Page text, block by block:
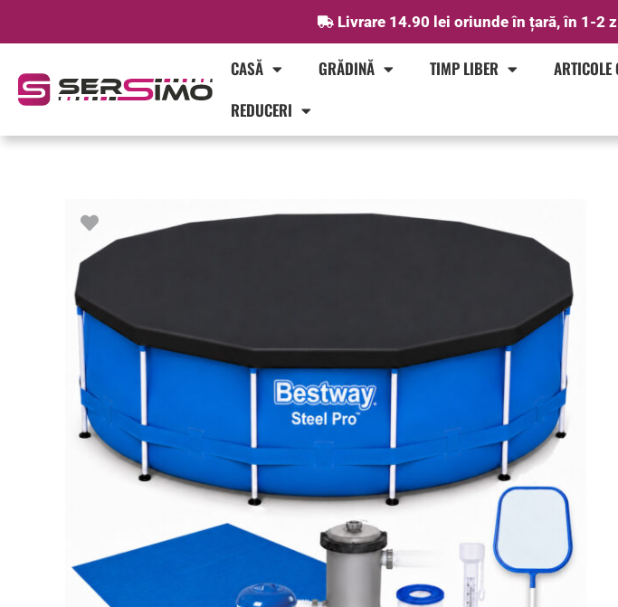
Livrare 14.90 lei oriunde în țară, în 1-2
CASĂ GRĂDINĂ TIMP LIBER ARTICOLE
REDUCERI